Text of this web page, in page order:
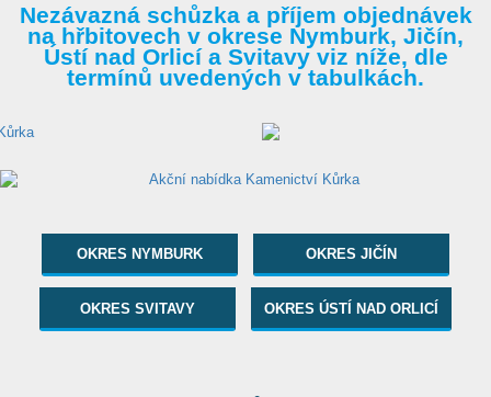
Nezávazná schůzka a příjem objednávek
na hřbitovech v okrese Nymburk, Jičín,
Ústí nad Orlicí a Svitavy viz níže, dle
termínů uvedených v tabulkách.
OKRES NYMBURK OKRES JIČÍN
OKRES SVITAVY OKRES ÚSTÍ NAD ORLICÍ